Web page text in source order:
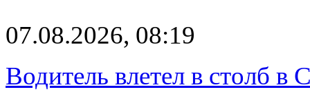
07.08.2026, 08:19
Водитель влетел в столб в